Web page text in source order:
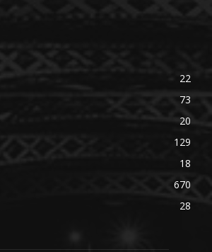
22
73
20
129
18
670
28